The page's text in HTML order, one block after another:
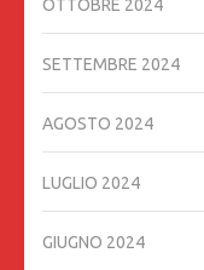
OTTOBRE 2024
SETTEMBRE 2024
AGOSTO 2024
LUGLIO 2024
GIUGNO 2024